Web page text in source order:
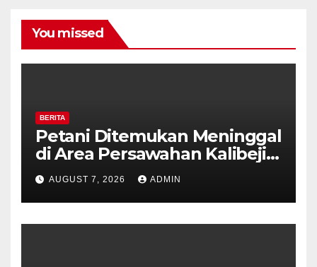
You missed
BERITA
Petani Ditemukan Meninggal
di Area Persawahan Kalibeji,
Polisi Pastikan Tidak Ada
Tanda Kekerasan
AUGUST 7, 2026 ADMIN